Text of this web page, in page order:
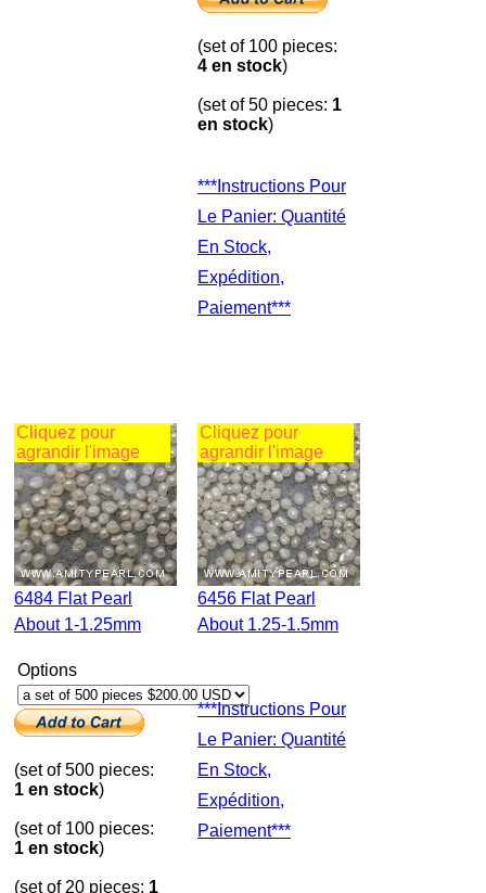
(set of 100 pieces:
4 en stock)
(set of 50 pieces: 1
en stock)
***Instructions Pour
Le Panier: Quantité
En Stock,
Expédition,
Paiement***
Cliquez pour
agrandir l'image
6484 Flat Pearl
About 1-1.25mm
Options
(set of 500 pieces:
1 en stock)
(set of 100 pieces:
1 en stock)
(set of 20 pieces: 1
Cliquez pour
agrandir l'image
6456 Flat Pearl
About 1.25-1.5mm
***Instructions Pour
Le Panier: Quantité
En Stock,
Expédition,
Paiement***